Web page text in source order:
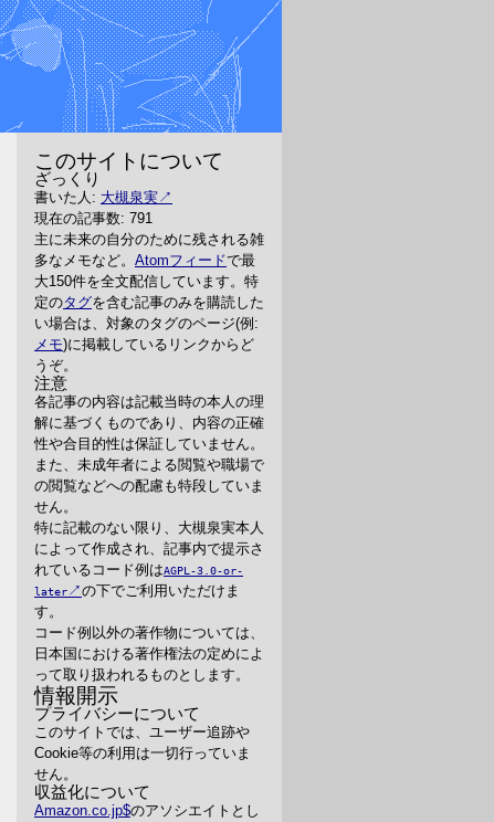
このサイトについて
ざっくり
書いた人: 大槻泉実
現在の記事数: 791
主に未来の自分のために残される雑
多なメモなど。 Atomフィードで最
大150件を全文配信しています。特
定のタグを含む記事のみを購読した
い場合は、対象のタグのページ(例:
メモ)に掲載しているリンクからど
うぞ。
注意
各記事の内容は記載当時の本人の理
解に基づくものであり、内容の正確
性や合目的性は保証していません。
また、未成年者による閲覧や職場で
の閲覧などへの配慮も特段していま
せん。
特に記載のない限り、大槻泉実本人
によって作成され、記事内で提示さ
れているコード例はAGPL-3.0-or-
later
の下でご利用いただけま
す。
コード例以外の著作物については、
日本国における著作権法の定めによ
って取り扱われるものとします。
情報開示
プライバシーについて
このサイトでは、ユーザー追跡や
Cookie等の利用は一切行っていま
せん。
収益化について
Amazon.co.jp のアソシエイトとし